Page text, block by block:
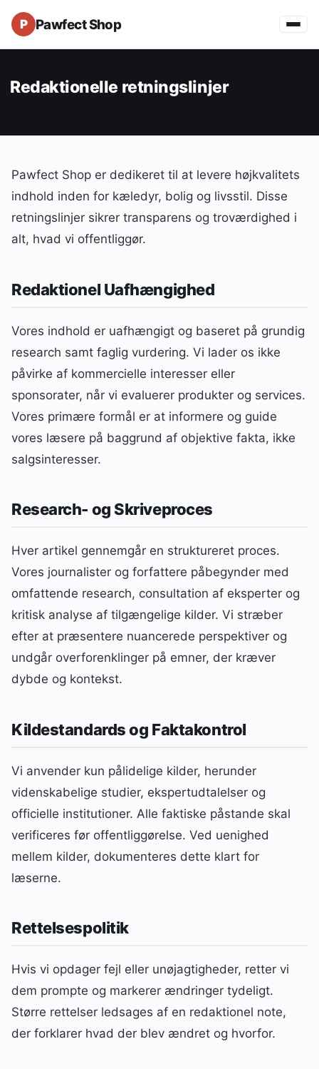
Pawfect Shop
Redaktionelle retningslinjer
Pawfect Shop er dedikeret til at levere højkvalitets
indhold inden for kæledyr, bolig og livsstil. Disse
retningslinjer sikrer transparens og troværdighed i
alt, hvad vi offentliggør.
Redaktionel Uafhængighed
Vores indhold er uafhængigt og baseret på grundig
research samt faglig vurdering. Vi lader os ikke
påvirke af kommercielle interesser eller
sponsorater, når vi evaluerer produkter og services.
Vores primære formål er at informere og guide
vores læsere på baggrund af objektive fakta, ikke
salgsinteresser.
Research- og Skriveproces
Hver artikel gennemgår en struktureret proces.
Vores journalister og forfattere påbegynder med
omfattende research, consultation af eksperter og
kritisk analyse af tilgængelige kilder. Vi stræber
efter at præsentere nuancerede perspektiver og
undgår overforenklinger på emner, der kræver
dybde og kontekst.
Kildestandards og Faktakontrol
Vi anvender kun pålidelige kilder, herunder
videnskabelige studier, ekspertudtalelser og
officielle institutioner. Alle faktiske påstande skal
verificeres før offentliggørelse. Ved uenighed
mellem kilder, dokumenteres dette klart for
læserne.
Rettelsespolitik
Hvis vi opdager fejl eller unøjagtigheder, retter vi
dem prompte og markerer ændringer tydeligt.
Større rettelser ledsages af en redaktionel note,
der forklarer hvad der blev ændret og hvorfor.